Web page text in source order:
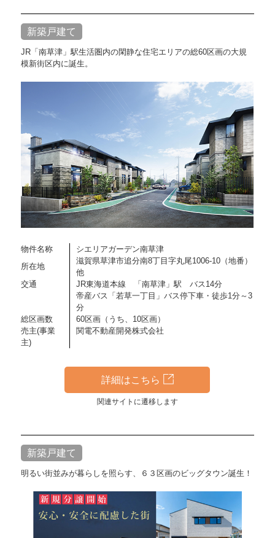
新築戸建て
JR「南草津」駅生活圏内の閑静な住宅エリアの総60区画の大規
模新街区内に誕生。
物件名称
シエリアガーデン南草津
所在地
滋賀県草津市追分南8丁目字丸尾1006-10（地番）
他
交通
JR東海道本線 「南草津」駅 バス14分
帝産バス「若草一丁目」バス停下車・徒歩1分～3
分
総区画数
60区画（うち、10区画）
売主(事業
主)
関電不動産開発株式会社
詳細はこちら
関連サイトに遷移します
新築戸建て
明るい街並みが暮らしを照らす、６３区画のビッグタウン誕生！